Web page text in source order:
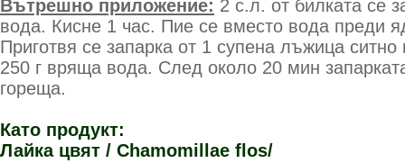
Вътрешно приложение: 2 с.л. от билката се
вода. Кисне 1 час. Пие се вместо вода преди
Приготвя се запарка от 1 супена лъжица
250 г вряща вода. След около 20 мин
гореща.
Като продукт:
Лайка цвят / Chamomillae flos/